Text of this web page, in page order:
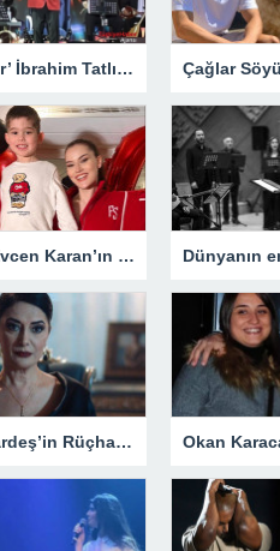
‘İmparator’ İbrahim Tatlıses Yıllar Sonra Yeniden Sahnede – Magazin
Fahriye Evcen Karan’ın doğum gününden aile fotoğraflarını paylaştı
Üç Kız Kardeş’in Rüçhan’ı Veda Yurtsever’in eski eşi de çok ünlü çıktı! Meğer Güldür Güldür’ün yıldızıyla…